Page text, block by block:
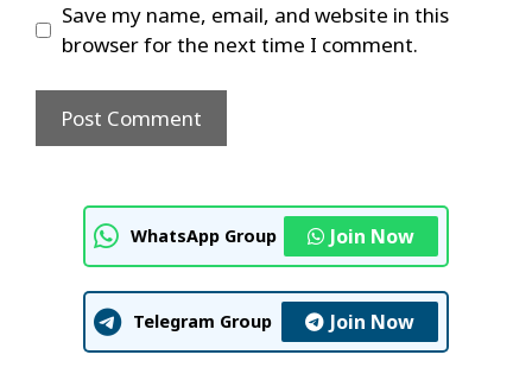
Save my name, email, and website in this
browser for the next time I comment.
WhatsApp Group Join Now
Telegram Group Join Now